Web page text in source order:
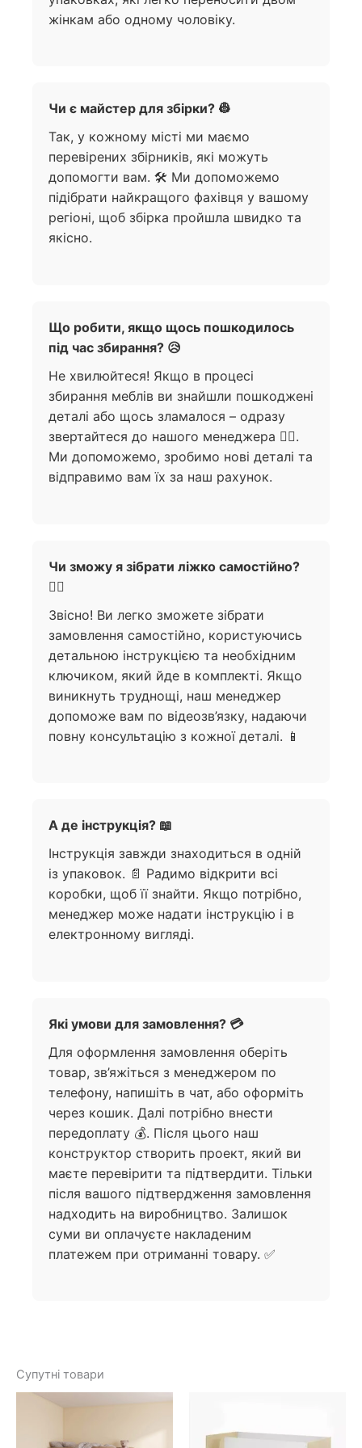
жінкам або одному чоловіку.
Чи є майстер для збірки? 👷
Так, у кожному місті ми маємо
перевірених збірників, які можуть
допомогти вам. 🛠️ Ми допоможемо
підібрати найкращого фахівця у вашому
регіоні, щоб збірка пройшла швидко та
якісно.
Що робити, якщо щось пошкодилось
під час збирання? 😥
Не хвилюйтеся! Якщо в процесі
збирання меблів ви знайшли пошкоджені
деталі або щось зламалося – одразу
звертайтеся до нашого менеджера 🙋‍♀️.
Ми допоможемо, зробимо нові деталі та
відправимо вам їх за наш рахунок.
Чи зможу я зібрати ліжко самостійно?
🧍‍♀️
Звісно! Ви легко зможете зібрати
замовлення самостійно, користуючись
детальною інструкцією та необхідним
ключиком, який йде в комплекті. Якщо
виникнуть труднощі, наш менеджер
допоможе вам по відеозв’язку, надаючи
повну консультацію з кожної деталі. 📱
А де інструкція? 📖
Інструкція завжди знаходиться в одній
із упаковок. 📄 Радимо відкрити всі
коробки, щоб її знайти. Якщо потрібно,
менеджер може надати інструкцію і в
електронному вигляді.
Які умови для замовлення? 💳
Для оформлення замовлення оберіть
товар, зв’яжіться з менеджером по
телефону, напишіть в чат, або оформіть
через кошик. Далі потрібно внести
передоплату 💰. Після цього наш
конструктор створить проект, який ви
маєте перевірити та підтвердити. Тільки
після вашого підтвердження замовлення
надходить на виробництво. Залишок
суми ви оплачуєте накладеним
платежем при отриманні товару. ✅
Супутні товари